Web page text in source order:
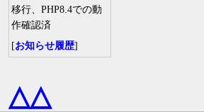
移行、PHP8.4での動
作確認済
[お知らせ履歴]
△△